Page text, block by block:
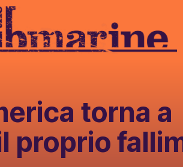
torna a
proprio